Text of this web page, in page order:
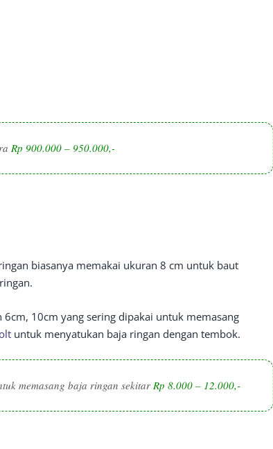
Rp 900.000 – 950.000,-
biasanya memakai ukuran 8 cm untuk baut
10cm yang sering dipakai untuk memasang
untuk menyatukan baja ringan dengan tembok.
memasang baja ringan sekitar Rp 8.000 – 12.000,-